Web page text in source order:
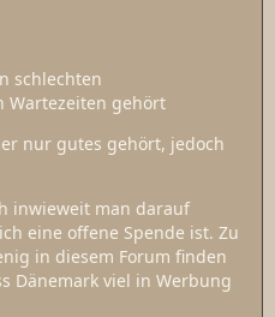
schlechten
Wartezeiten gehört
nur gutes gehört, jedoch
inwieweit man darauf
eine offene Spende ist. Zu
in diesem Forum finden
Dänemark viel in Werbung